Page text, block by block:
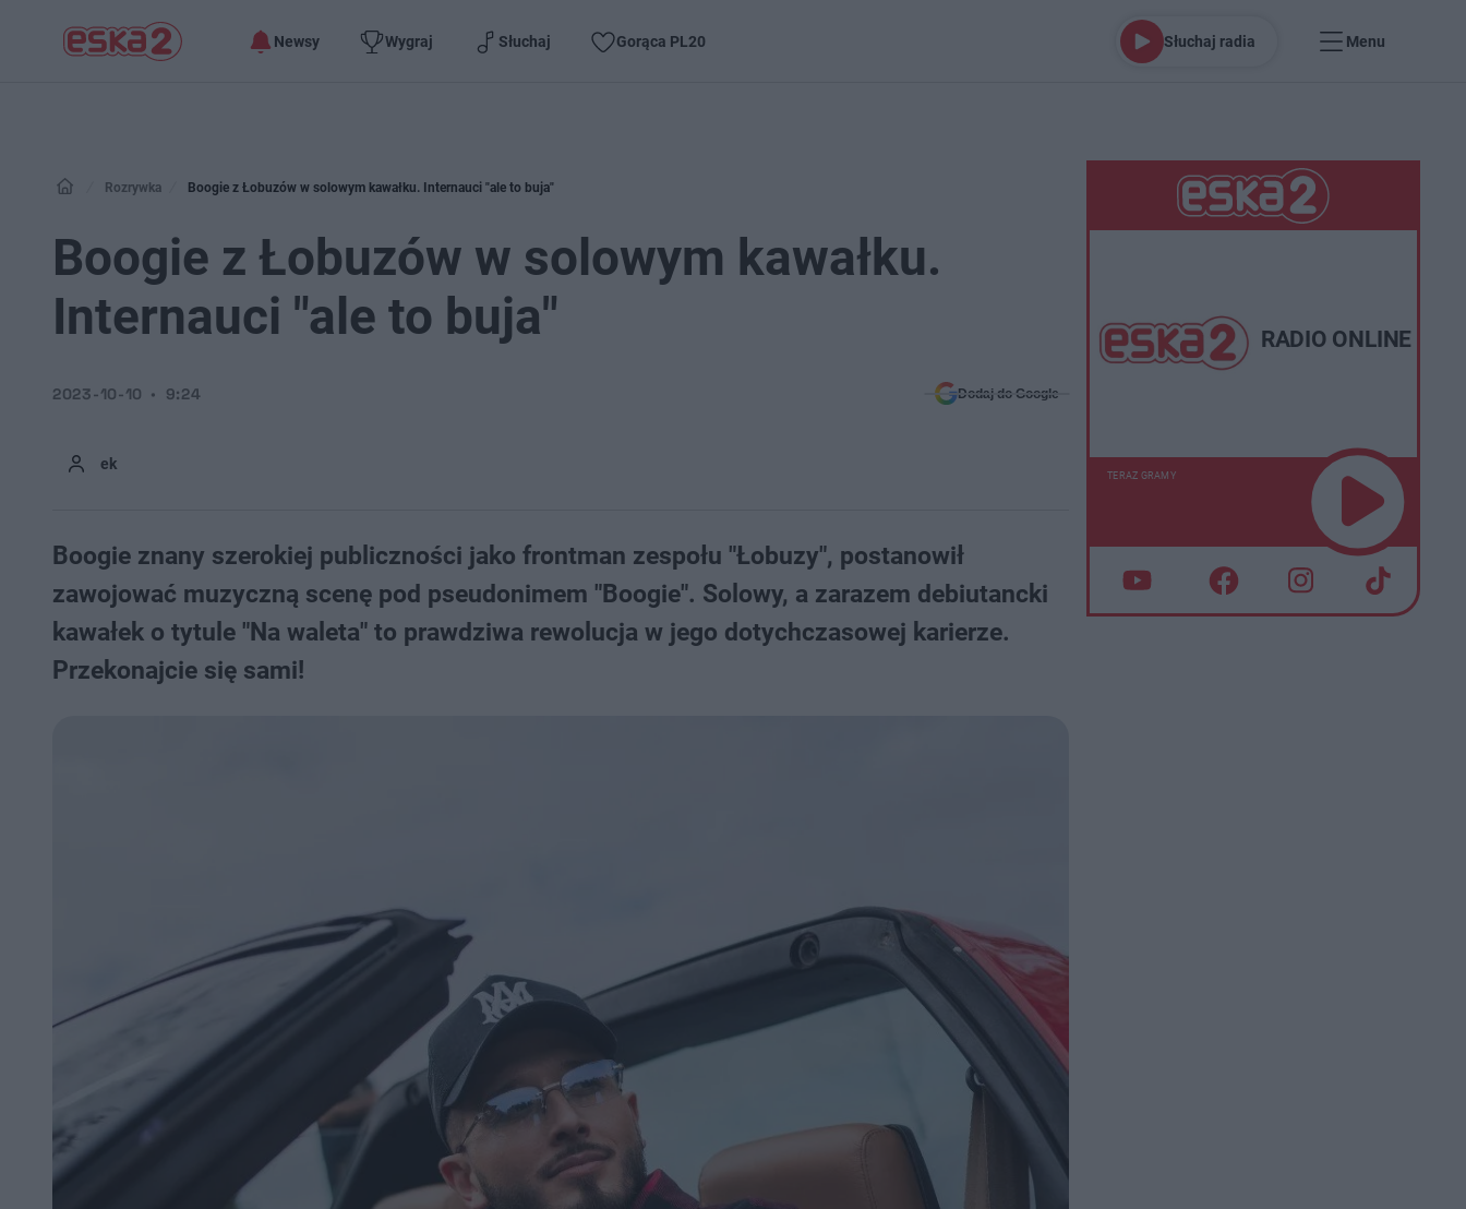
Newsy Wygraj Słuchaj Gorąca PL20 Słuchaj radia Menu
Rozrywka Boogie z Łobuzów w solowym kawałku. Internauci "ale to buja"
Boogie z Łobuzów w solowym kawałku.
Internauci "ale to buja"
ek
2023-10-10 9:24 Dodaj do Google
Boogie znany szerokiej publiczności jako frontman zespołu "Łobuzy", postanowił
zawojować muzyczną scenę pod pseudonimem "Boogie". Solowy, a zarazem debiutancki
kawałek o tytule "Na waleta" to prawdziwa rewolucja w jego dotychczasowej karierze.
Przekonajcie się sami!
RADIO ONLINE
TERAZ GRAMY